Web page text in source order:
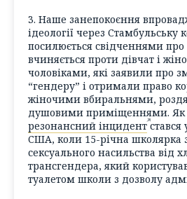
3. Наше занепокоєння
ідеології через Стамбульську
посилюється свідченнями про
вчиняється проти дівчат і
чоловіками, які заявили про
“гендеру” і отримали право
жіночими вбиральнями,
душовими приміщеннями. Як
резонансний інцидентстався
США, коли 15-річна школярка
сексуального насильства від
трансгендера, який
туалетом школи з дозволу